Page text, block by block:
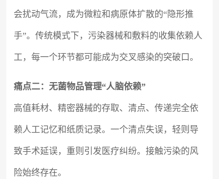
会扰动气流，成为微粒和病原体扩散的“隐形推
手”。传统模式下，污染器械和敷料的收集依赖人
工，每一个环节都可能成为交叉感染的突破口。
痛点二：无菌物品管理“人脑依赖”
高值耗材、精密器械的存取、清点、传递完全依
赖人工记忆和纸质记录。一个清点失误，轻则导
致手术延误，重则引发医疗纠纷。接触污染的风
险始终存在。